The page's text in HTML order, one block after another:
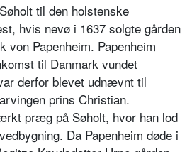
til den holstenske
hvis nevø i 1637 solgte gården
von Papenheim. Papenheim
til Danmark vundet
derfor blevet udnævnt til
prins Christian.
præg på Søholt, hvor han lod
Da Papenheim døde i